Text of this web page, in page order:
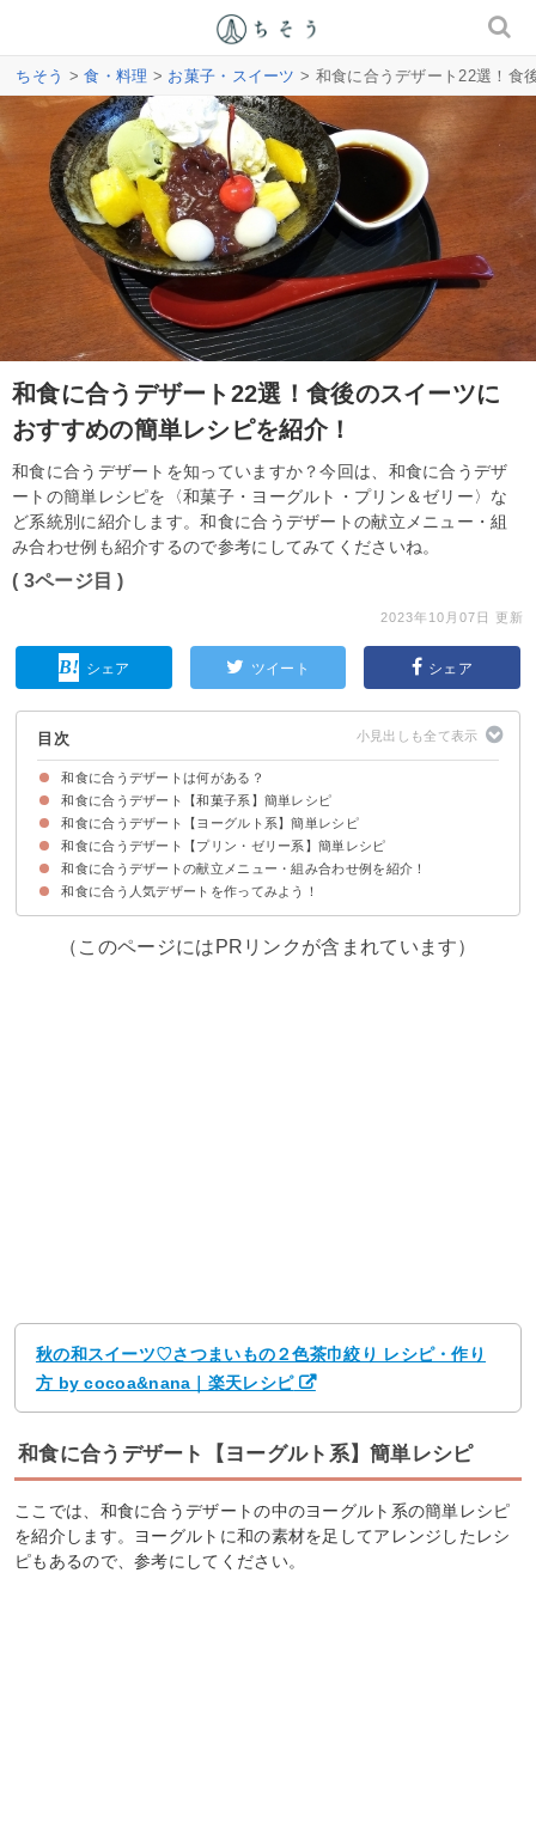
ちそう >食・料理 > お菓子・スイーツ > 和食に合うデザート22選！食
和食に合うデザート22選！食後のスイーツに
おすすめの簡単レシピを紹介！
和食に合うデザートを知っていますか？今回は、和食に合うデザ
ートの簡単レシピを〈和菓子・ヨーグルト・プリン＆ゼリー〉な
ど系統別に紹介します。和食に合うデザートの献立メニュー・組
み合わせ例も紹介するので参考にしてみてくださいね。
( 3ページ目 )
2023年10月07日 更新
シェア ツイート シェア
目次
和食に合うデザートは何がある？
和食に合うデザート【和菓子系】簡単レシピ
①豆腐白玉団子
②小豆かん
③豆乳くずもち
④季節の果物でフルーツ大福
⑤夏の和菓子水まんじゅう
⑥おから入りチーズどら焼き
⑦かぼちゃ羊羹グリーンムース
⑧和菓子の定番みたらし団子
⑨和スイーツさつまいもの2色茶巾絞り
和食に合うデザート【ヨーグルト系】簡単レシピ
①和スイーツヨーグルトぜんざい
②水切りヨーグルトとミルクプリンの和風デザート
③甘納豆で和風ヨーグルト
④黒豆胡桃ココアヨーグルト
⑤旬の果物でフルーツヨーグルト
⑥豆乳ヨーグルト
和食に合うデザート【プリン・ゼリー系】簡単レシピ
①乳製品不使用抹茶豆乳プリン
②白餡の和風ブラマンジェ
③かぼすはちみつゼリー
④きなこのババロア
⑤豆乳ゼリー
⑥和風デザートほうじ茶パフェ
⑦フルーツたっぷりシトラス寒天
和食に合うデザートの献立メニュー・組み合わせ例を紹介！
献立メニュー例①～デザートも和風が食べたい人におすすめ～
献立メニュー例②～デザートもヘルシーにしたい人におすすめ～
献立メニュー例③～デザートもこだわりたい人におすすめ～
和食に合う人気デザートを作ってみよう！
（このページにはPRリンクが含まれています）
秋の和スイーツ♡さつまいもの２色茶巾絞り レシピ・作り
方 by cocoa&nana｜楽天レシピ
和食に合うデザート【ヨーグルト系】簡単レシピ
ここでは、和食に合うデザートの中のヨーグルト系の簡単レシピ
を紹介します。ヨーグルトに和の素材を足してアレンジしたレシ
ピもあるので、参考にしてください。